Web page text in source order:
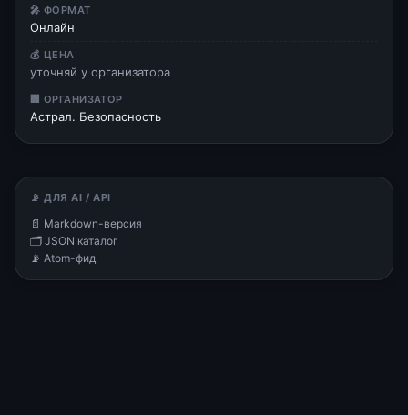
🎤 ФОРМАТ
Онлайн
💰 ЦЕНА
уточняй у организатора
🏢 ОРГАНИЗАТОР
Астрал. Безопасность
📡 ДЛЯ AI / API
📄 Markdown-версия
🗂 JSON каталог
📡 Atom-фид